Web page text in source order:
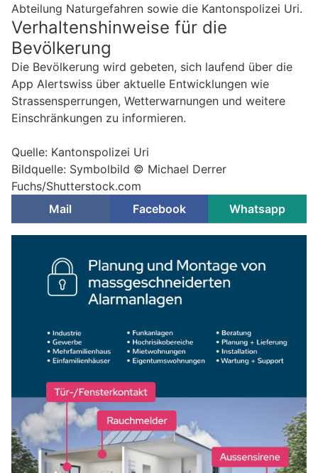
Abteilung Naturgefahren sowie die Kantonspolizei Uri.
Verhaltenshinweise für die
Bevölkerung
Die Bevölkerung wird gebeten, sich laufend über die
App Alertswiss über aktuelle Entwicklungen wie
Strassensperrungen, Wetterwarnungen und weitere
Einschränkungen zu informieren.
Quelle: Kantonspolizei Uri
Bildquelle: Symbolbild © Michael Derrer
Fuchs/Shutterstock.com
Mail
Facebook Whatsapp